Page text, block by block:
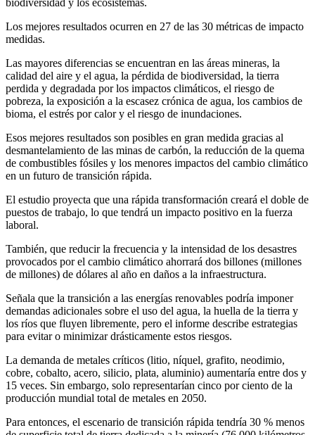
Los mejores resultados ocurren en 27 de las 30 métricas de impacto
medidas.
Las mayores diferencias se encuentran en las áreas mineras, la
calidad del aire y el agua, la pérdida de biodiversidad, la tierra
perdida y degradada por los impactos climáticos, el riesgo de
pobreza, la exposición a la escasez crónica de agua, los cambios de
bioma, el estrés por calor y el riesgo de inundaciones.
Esos mejores resultados son posibles en gran medida gracias al
desmantelamiento de las minas de carbón, la reducción de la quema
de combustibles fósiles y los menores impactos del cambio climático
en un futuro de transición rápida.
El estudio proyecta que una rápida transformación creará el doble de
puestos de trabajo, lo que tendrá un impacto positivo en la fuerza
laboral.
También, que reducir la frecuencia y la intensidad de los desastres
provocados por el cambio climático ahorrará dos billones (millones
de millones) de dólares al año en daños a la infraestructura.
Señala que la transición a las energías renovables podría imponer
demandas adicionales sobre el uso del agua, la huella de la tierra y
los ríos que fluyen libremente, pero el informe describe estrategias
para evitar o minimizar drásticamente estos riesgos.
La demanda de metales críticos (litio, níquel, grafito, neodimio,
cobre, cobalto, acero, silicio, plata, aluminio) aumentaría entre dos y
15 veces. Sin embargo, solo representarían cinco por ciento de la
producción mundial total de metales en 2050.
Para entonces, el escenario de transición rápida tendría 30 % menos